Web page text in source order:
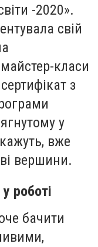
-2020».
свій
класи
з
у
вже
вершини.
роботі
бачити